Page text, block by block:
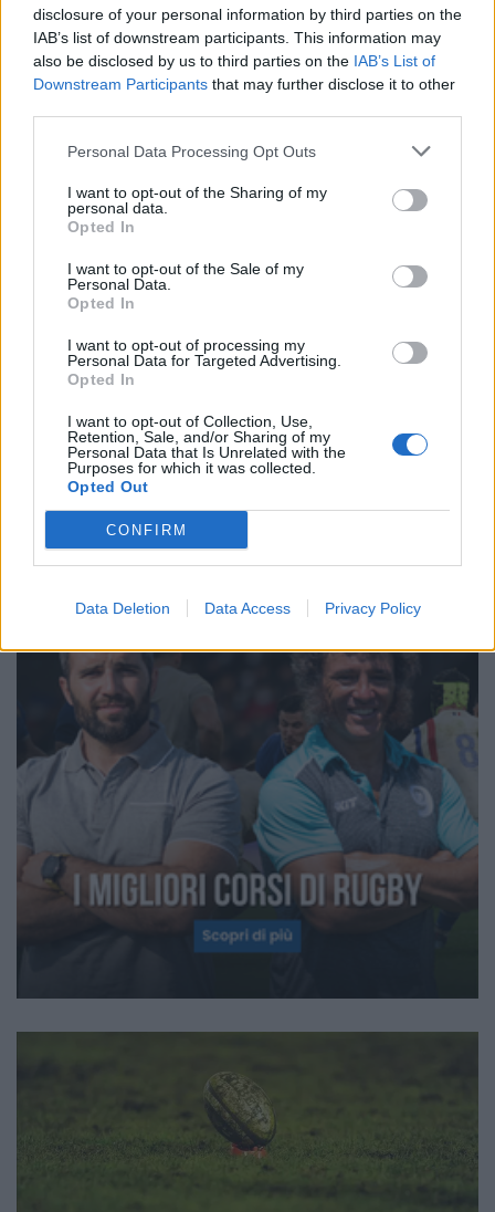
disclosure of your personal information by third parties on the
IAB’s list of downstream participants. This information may
also be disclosed by us to third parties on the IAB’s List of
Downstream Participants that may further disclose it to other
Personal Data Processing Opt Outs
I want to opt-out of the Sharing of my
personal data.
Opted In
I want to opt-out of the Sale of my
Personal Data.
Opted In
I want to opt-out of processing my
Personal Data for Targeted Advertising.
Opted In
I want to opt-out of Collection, Use,
Retention, Sale, and/or Sharing of my
Personal Data that Is Unrelated with the
Purposes for which it was collected.
Opted Out
CONFIRM
Data Deletion Data Access Privacy Policy
SERIE A
Movimento a pezzi: prima Noceto, poi
Colorno e adesso Verona
Serie A 2025/26: Risultati e classifiche
della XII giornata
Pagina 1 di 59